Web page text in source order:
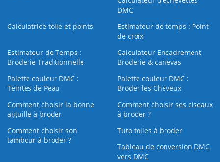
DMC
Calculatrice toile et points
Estimateur de temps : Point
de croix
Estimateur de Temps :
Broderie Traditionnelle
Calculateur Encadrement
Broderie & canevas
Palette couleur DMC :
Teintes de Peau
Palette couleur DMC :
Broder les Cheveux
Comment choisir la bonne
aiguille à broder
Comment choisir ses ciseaux
à broder ?
Comment choisir son
tambour à broder ?
Tuto toiles à broder
Tableau de conversion DMC
vers DMC